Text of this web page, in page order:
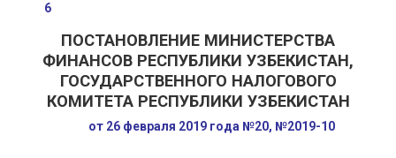
6
ПОСТАНОВЛЕНИЕ МИНИСТЕРСТВА
ФИНАНСОВ РЕСПУБЛИКИ УЗБЕКИСТАН,
ГОСУДАРСТВЕННОГО НАЛОГОВОГО
КОМИТЕТА РЕСПУБЛИКИ УЗБЕКИСТАН
от 26 февраля 2019 года №20, №2019-10